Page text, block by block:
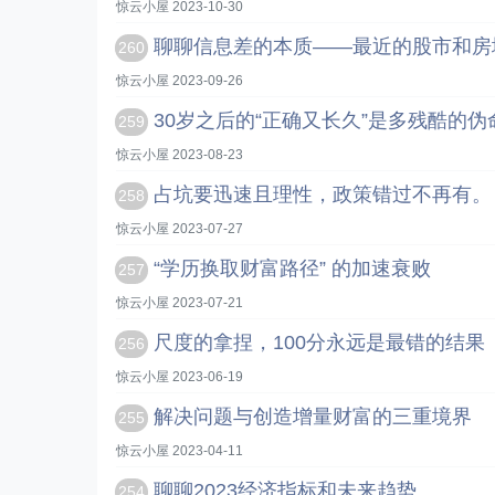
惊云小屋 2023-10-30
260 聊聊信息差的本质——最近的股市和房
惊云小屋 2023-09-26
259 30岁之后的“正确又长久”是多残酷的伪
惊云小屋 2023-08-23
258 占坑要迅速且理性，政策错过不再有。
惊云小屋 2023-07-27
257 “学历换取财富路径” 的加速衰败
惊云小屋 2023-07-21
256 尺度的拿捏，100分永远是最错的结果
惊云小屋 2023-06-19
255 解决问题与创造增量财富的三重境界
惊云小屋 2023-04-11
聊聊2023经济指标和未来趋势